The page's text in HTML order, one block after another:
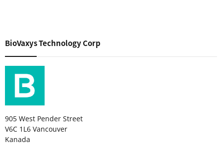
BioVaxys Technology Corp
905 West Pender Street
V6C 1L6 Vancouver
Kanada